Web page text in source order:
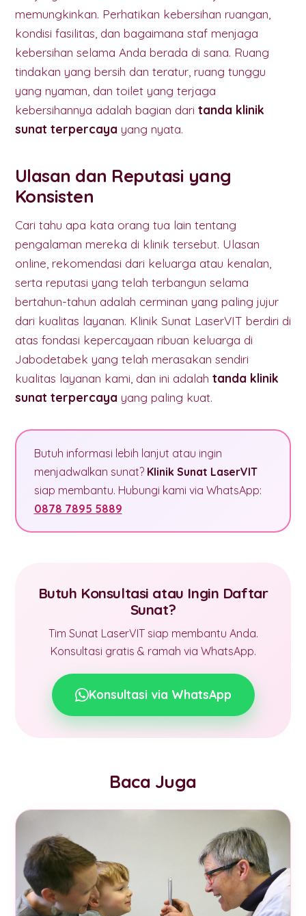
memungkinkan. Perhatikan kebersihan ruangan,
kondisi fasilitas, dan bagaimana staf menjaga
kebersihan selama Anda berada di sana. Ruang
tindakan yang bersih dan teratur, ruang tunggu
yang nyaman, dan toilet yang terjaga
kebersihannya adalah bagian dari tanda klinik
sunat terpercaya yang nyata.
Ulasan dan Reputasi yang
Konsisten
Cari tahu apa kata orang tua lain tentang
pengalaman mereka di klinik tersebut. Ulasan
online, rekomendasi dari keluarga atau kenalan,
serta reputasi yang telah terbangun selama
bertahun-tahun adalah cerminan yang paling jujur
dari kualitas layanan. Klinik Sunat LaserVIT berdiri di
atas fondasi kepercayaan ribuan keluarga di
Jabodetabek yang telah merasakan sendiri
kualitas layanan kami, dan ini adalah tanda klinik
sunat terpercaya yang paling kuat.
Butuh informasi lebih lanjut atau ingin
menjadwalkan sunat? Klinik Sunat LaserVIT
siap membantu. Hubungi kami via WhatsApp:
0878 7895 5889
Butuh Konsultasi atau Ingin Daftar
Sunat?
Tim Sunat LaserVIT siap membantu Anda.
Konsultasi gratis & ramah via WhatsApp.
Konsultasi via WhatsApp
Baca Juga